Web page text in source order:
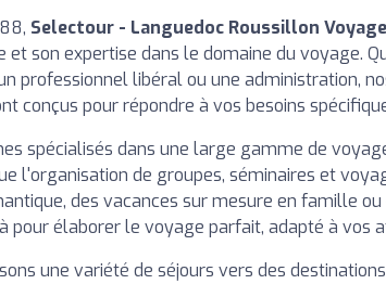
Selectour - Languedoc Roussillon
et son expertise dans le domaine du voyage.
professionnel libéral ou une administration,
conçus pour répondre à vos besoins
spécialisés dans une large gamme de
l'organisation de groupes, séminaires et
des vacances sur mesure en famille
pour élaborer le voyage parfait, adapté à vos
une variété de séjours vers des